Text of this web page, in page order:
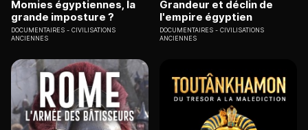
Momies égyptiennes, la
grande imposture ?
DOCUMENTAIRES
CIVILISATIONS
ANCIENNES
Grandeur et déclin de
l'empire égyptien
DOCUMENTAIRES
CIVILISATIONS
ANCIENNES